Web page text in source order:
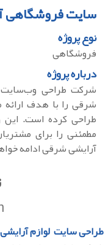
سایت فروشگاهی
نوع پروژه
فروشگاهی
درباره پروژه
شرکت طراحی وب‌سایت
شرقی را با هدف ارائه
طراحی کرده است. این
مطمئنی را برای
آرایشی شرقی ادامه
طراحی سایت لوازم